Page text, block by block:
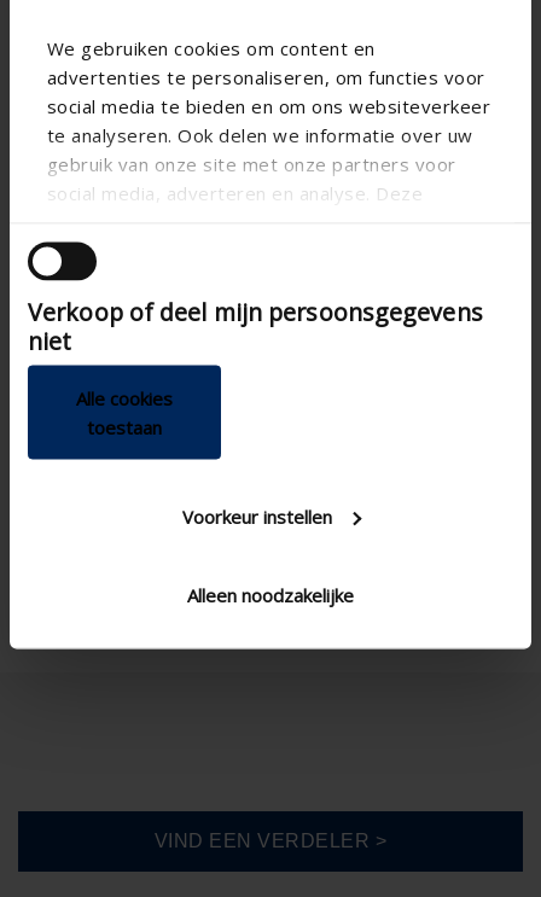
We gebruiken cookies om content en
advertenties te personaliseren, om functies voor
social media te bieden en om ons websiteverkeer
te analyseren. Ook delen we informatie over uw
gebruik van onze site met onze partners voor
social media, adverteren en analyse. Deze
andere informatie die u aan ze heeft verstrekt of
die ze hebben verzameld op basis van uw gebruik
van hun services.
Verkoop of deel mijn persoonsgegevens
niet
Alle cookies
toestaan
Voorkeur instellen
Alleen noodzakelijke